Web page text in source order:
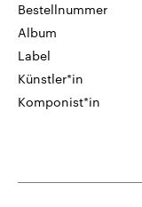
Bestellnummer
Album
Label
Künstler*in
Komponist*in